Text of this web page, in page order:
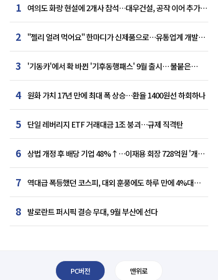
1 여의도 화랑 현설에 2개사 참석…대우건설, 공작 이어 추가
거점 확보하나
2 "젤리 얼려 먹어요" 한마디가 신제품으로…유통업계 개발실
된 SNS
3
'기동카'에서 확 바뀐 '기후동행패스' 9월 출시… 불붙은
카드사 경쟁
4 원화 가치 17년 만에 최대 폭 상승…환율 1400원선 하회하나
5 단일 레버리지 ETF 거래대금 1조 붕괴…규제 직격탄
6 상법 개정 후 배당 기업 48%↑…이재용 회장 728억원 '개인
최다'
7 역대급 폭등했던 코스피, 대외 훈풍에도 하루 만에 4%대
급락
8 발로란트 퍼시픽 결승 무대, 9월 부산에 선다
PC버전 맨위로